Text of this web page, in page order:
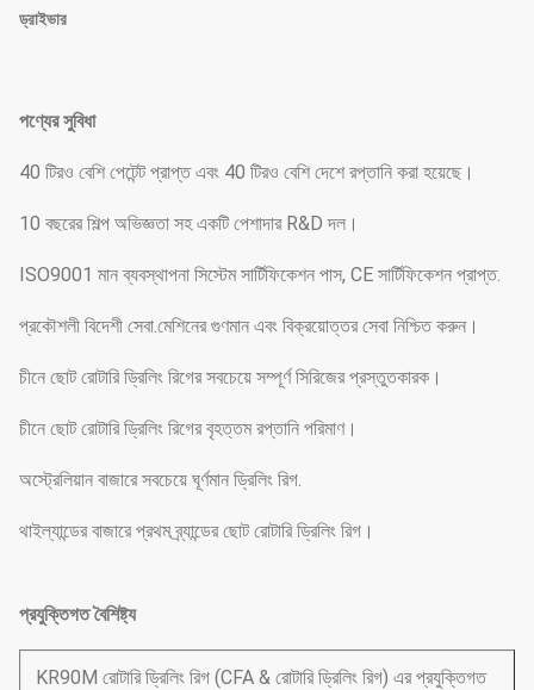
ড্রাইভার
পণ্যের সুবিধা
40 টিরও বেশি পেটেন্ট প্রাপ্ত এবং 40 টিরও বেশি দেশে রপ্তানি করা হয়েছে।
10 বছরের শিল্প অভিজ্ঞতা সহ একটি পেশাদার R&D দল।
ISO9001 মান ব্যবস্থাপনা সিস্টেম সার্টিফিকেশন পাস, CE সার্টিফিকেশন প্রাপ্ত.
প্রকৌশলী বিদেশী সেবা.মেশিনের গুণমান এবং বিক্রয়োত্তর সেবা নিশ্চিত করুন।
চীনে ছোট রোটারি ড্রিলিং রিগের সবচেয়ে সম্পূর্ণ সিরিজের প্রস্তুতকারক।
চীনে ছোট রোটারি ড্রিলিং রিগের বৃহত্তম রপ্তানি পরিমাণ।
অস্ট্রেলিয়ান বাজারে সবচেয়ে ঘূর্ণমান ড্রিলিং রিগ.
থাইল্যান্ডের বাজারে প্রথম ব্র্যান্ডের ছোট রোটারি ড্রিলিং রিগ।
প্রযুক্তিগত বৈশিষ্ট্য
KR90M রোটারি ড্রিলিং রিগ (CFA & রোটারি ড্রিলিং রিগ) এর প্রযুক্তিগত